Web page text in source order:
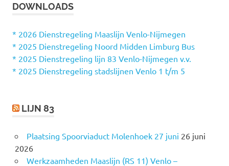
e
n
a
a
r
DOWNLOADS
* 2026 Dienstregeling Maaslijn Venlo-Nijmegen
* 2025 Dienstregeling Noord Midden Limburg Bus
* 2025 Dienstregeling lijn 83 Venlo-Nijmegen v.v.
* 2025 Dienstregeling stadslijnen Venlo 1 t/m 5
LIJN 83
Plaatsing Spoorviaduct Molenhoek 27 juni 26 juni
2026
Werkzaamheden Maaslijn (RS 11) Venlo –